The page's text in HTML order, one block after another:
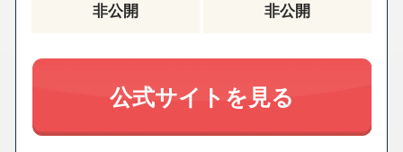
非公開 非公開
公式サイトを見る